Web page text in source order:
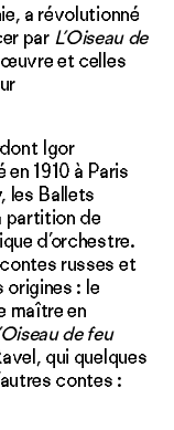
a révolutionné
par L’Oiseau de
et celles
Igor
1910 à Paris
les Ballets
partition de
d’or­chestre.
russes et
origines : le
maître en
de feu
qui quelques
contes :